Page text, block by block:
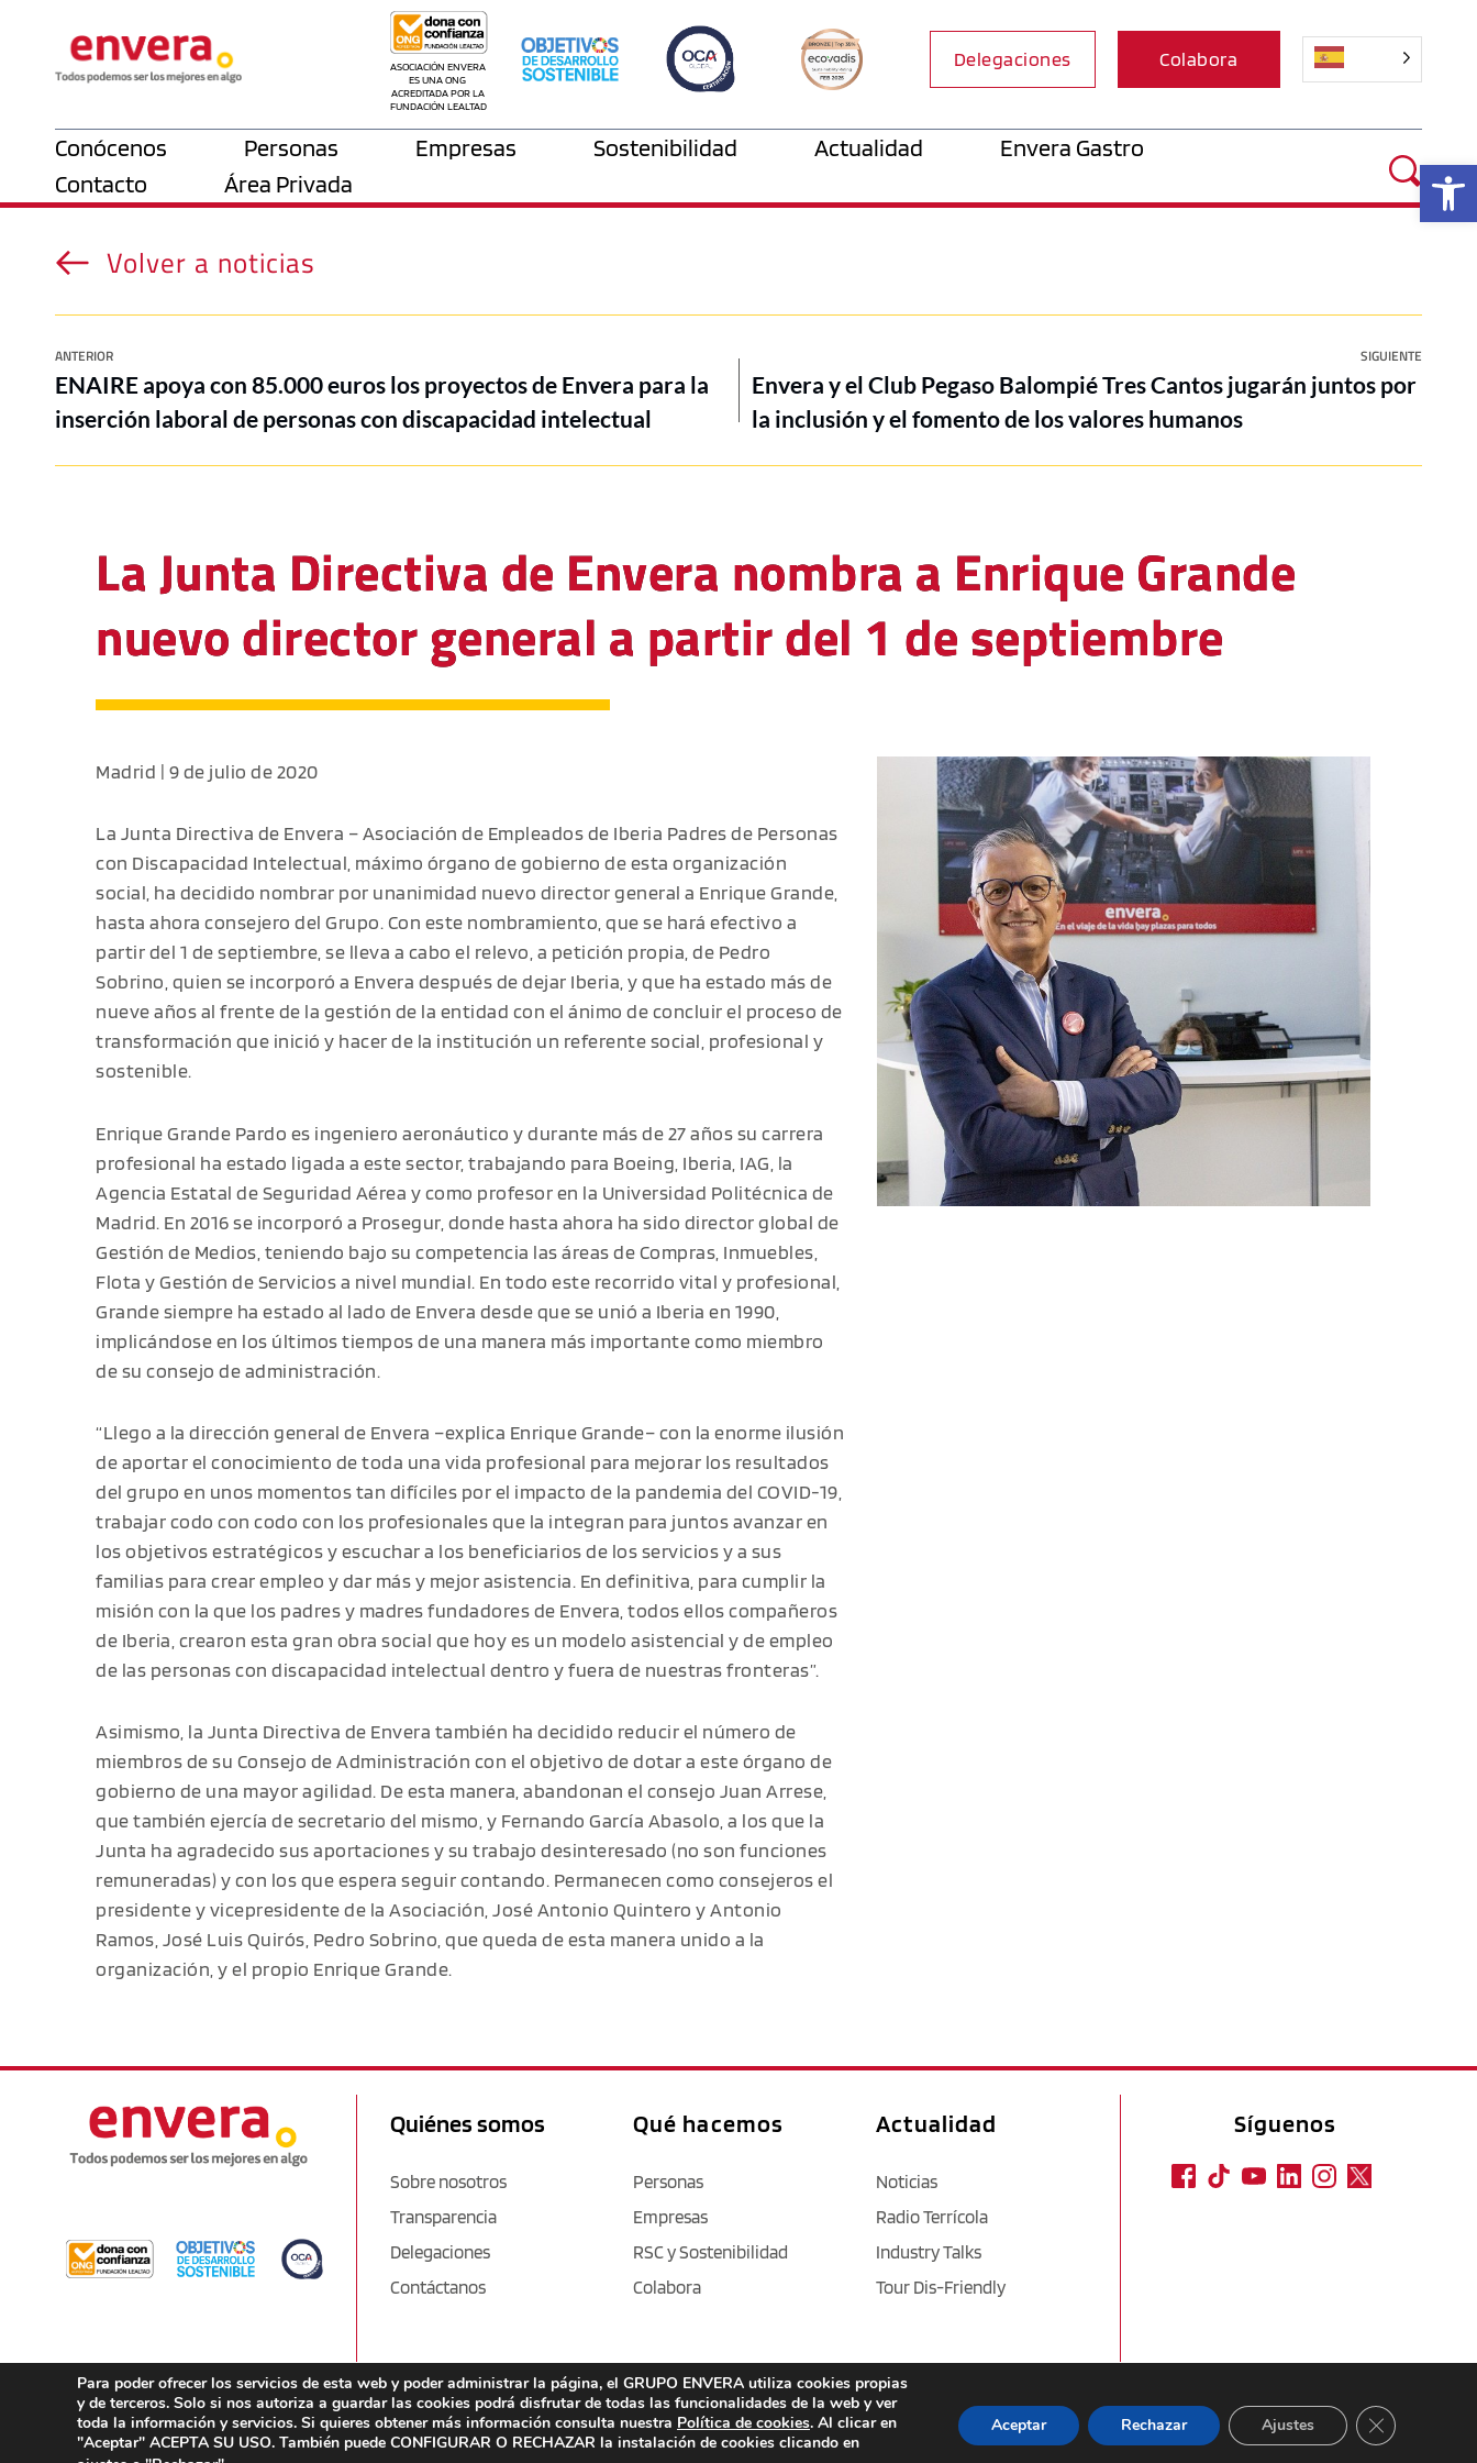
ASOCIACIÓN ENVERA
ES UNA ONG
ACREDITADA POR LA
FUNDACIÓN LEALTAD
Delegaciones Colabora
Conócenos Personas Empresas Sostenibilidad Actualidad
Envera Gastro
Contacto
Área Privada
Volver a noticias
ANTERIOR SIGUIENTE
ENAIRE apoya con 85.000 euros los proyectos de Envera para la
inserción laboral de personas con discapacidad intelectual
Envera y el Club Pegaso Balompié Tres Cantos jugarán juntos por
la inclusión y el fomento de los valores humanos
La Junta Directiva de Envera nombra a Enrique Grande
nuevo director general a partir del 1 de septiembre
Madrid | 9 de julio de 2020
La Junta Directiva de Envera – Asociación de Empleados de Iberia Padres de Personas
con Discapacidad Intelectual, máximo órgano de gobierno de esta organización
social, ha decidido nombrar por unanimidad nuevo director general a Enrique Grande,
hasta ahora consejero del Grupo. Con este nombramiento, que se hará efectivo a
partir del 1 de septiembre, se lleva a cabo el relevo, a petición propia, de Pedro
Sobrino, quien se incorporó a Envera después de dejar Iberia, y que ha estado más de
nueve años al frente de la gestión de la entidad con el ánimo de concluir el proceso de
transformación que inició y hacer de la institución un referente social, profesional y
sostenible.
Enrique Grande Pardo es ingeniero aeronáutico y durante más de 27 años su carrera
profesional ha estado ligada a este sector, trabajando para Boeing, Iberia, IAG, la
Agencia Estatal de Seguridad Aérea y como profesor en la Universidad Politécnica de
Madrid. En 2016 se incorporó a Prosegur, donde hasta ahora ha sido director global de
Gestión de Medios, teniendo bajo su competencia las áreas de Compras, Inmuebles,
Flota y Gestión de Servicios a nivel mundial. En todo este recorrido vital y profesional,
Grande siempre ha estado al lado de Envera desde que se unió a Iberia en 1990,
implicándose en los últimos tiempos de una manera más importante como miembro
de su consejo de administración.
“Llego a la dirección general de Envera –explica Enrique Grande– con la enorme ilusión
de aportar el conocimiento de toda una vida profesional para mejorar los resultados
del grupo en unos momentos tan difíciles por el impacto de la pandemia del COVID-19,
trabajar codo con codo con los profesionales que la integran para juntos avanzar en
los objetivos estratégicos y escuchar a los beneficiarios de los servicios y a sus
familias para crear empleo y dar más y mejor asistencia. En definitiva, para cumplir la
misión con la que los padres y madres fundadores de Envera, todos ellos compañeros
de Iberia, crearon esta gran obra social que hoy es un modelo asistencial y de empleo
de las personas con discapacidad intelectual dentro y fuera de nuestras fronteras”.
Asimismo, la Junta Directiva de Envera también ha decidido reducir el número de
miembros de su Consejo de Administración con el objetivo de dotar a este órgano de
gobierno de una mayor agilidad. De esta manera, abandonan el consejo Juan Arrese,
que también ejercía de secretario del mismo, y Fernando García Abasolo, a los que la
Junta ha agradecido sus aportaciones y su trabajo desinteresado (no son funciones
remuneradas) y con los que espera seguir contando. Permanecen como consejeros el
presidente y vicepresidente de la Asociación, José Antonio Quintero y Antonio
Ramos, José Luis Quirós, Pedro Sobrino, que queda de esta manera unido a la
organización, y el propio Enrique Grande.
Quiénes somos
Sobre nosotros
Transparencia
Delegaciones
Contáctanos
Qué hacemos
Personas
Empresas
RSC y Sostenibilidad
Colabora
Actualidad
Noticias
Radio Terrícola
Industry Talks
Tour Dis-Friendly
Aviso legal / Política de privacidad / Cookies / Accesibilidad
Síguenos
Para poder ofrecer los servicios de esta web y poder administrar la página, el GRUPO ENVERA utiliza cookies propias
y de terceros. Solo si nos autoriza a guardar las cookies podrá disfrutar de todas las funcionalidades de la web y ver
toda la información y servicios. Si quieres obtener más información consulta nuestra Política de cookies. Al clicar en
"Aceptar" ACEPTA SU USO. También puede CONFIGURAR O RECHAZAR la instalación de cookies clicando en
Aceptar Rechazar Ajustes CERRAR EL